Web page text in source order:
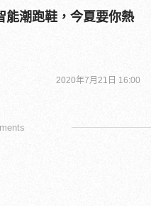
潮跑鞋，今夏要你熱
2020年7月21日 16:00